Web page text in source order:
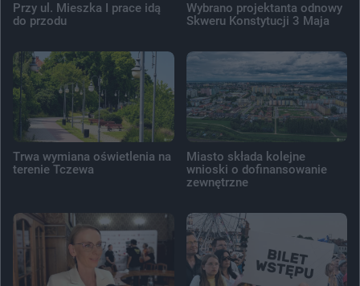
Przy ul. Mieszka I prace idą
do przodu
Wybrano projektanta odnowy
Skweru Konstytucji 3 Maja
Trwa wymiana oświetlenia na
terenie Tczewa
Miasto składa kolejne
wnioski o dofinansowanie
zewnętrzne